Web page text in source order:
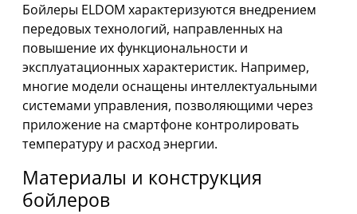
Бойлеры ELDOM характеризуются внедрением
передовых технологий, направленных на
повышение их функциональности и
эксплуатационных характеристик. Например,
многие модели оснащены интеллектуальными
системами управления, позволяющими через
приложение на смартфоне контролировать
температуру и расход энергии.
Материалы и конструкция
бойлеров